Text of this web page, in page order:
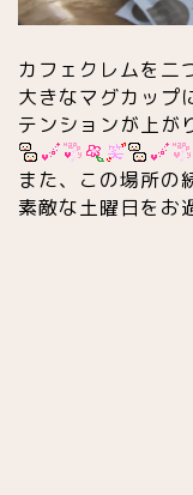
カフェクレムを二
大きなマグカップ
テンションが上が
また、この場所の
素敵な土曜日をお